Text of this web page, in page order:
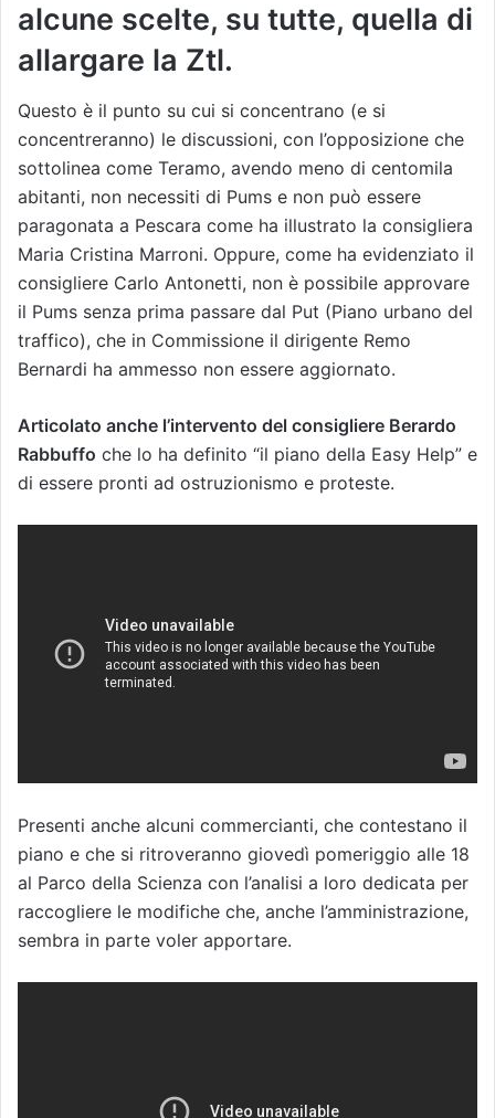
alcune scelte, su tutte, quella di
allargare la Ztl.
Questo è il punto su cui si concentrano (e si
concentreranno) le discussioni, con l’opposizione che
sottolinea come Teramo, avendo meno di centomila
abitanti, non necessiti di Pums e non può essere
paragonata a Pescara come ha illustrato la consigliera
Maria Cristina Marroni. Oppure, come ha evidenziato il
consigliere Carlo Antonetti, non è possibile approvare
il Pums senza prima passare dal Put (Piano urbano del
traffico), che in Commissione il dirigente Remo
Bernardi ha ammesso non essere aggiornato.
Articolato anche l’intervento del consigliere Berardo
Rabbuffo che lo ha definito “il piano della Easy Help” e
di essere pronti ad ostruzionismo e proteste.
Presenti anche alcuni commercianti, che contestano il
piano e che si ritroveranno giovedì pomeriggio alle 18
al Parco della Scienza con l’analisi a loro dedicata per
raccogliere le modifiche che, anche l’amministrazione,
sembra in parte voler apportare.